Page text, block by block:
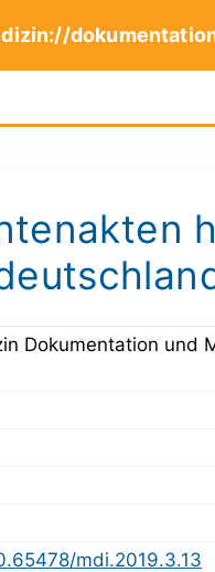
Dokumentation und
mdi.2019.3.13